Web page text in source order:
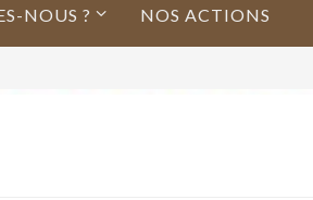
NOUS ? NOS ACTIONS